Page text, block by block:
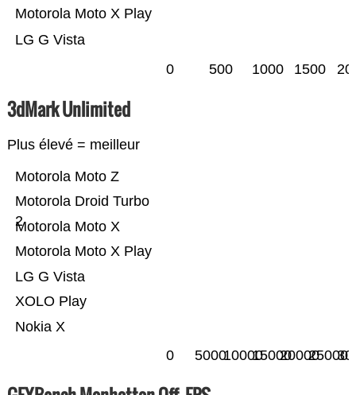
LG G Vista
Motorola Moto X Play
0 500 1000 1500
3dMark Unlimited
Plus élevé = meilleur
Nokia X
XOLO Play
LG G Vista
Motorola Moto X Play
Motorola Moto X
Motorola Droid Turbo
2
Motorola Moto Z
0 500010000150002000025000